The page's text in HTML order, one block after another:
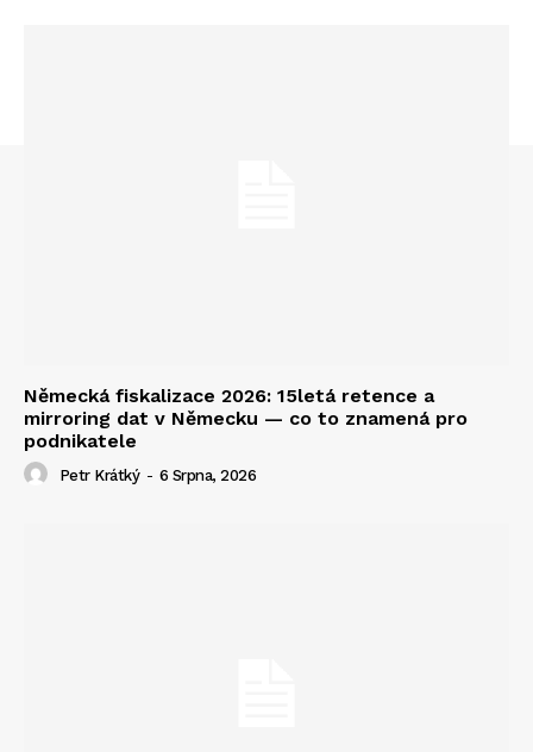
Německá fiskalizace 2026: 15letá retence a
mirroring dat v Německu — co to znamená pro
podnikatele
Petr Krátký - 6 Srpna, 2026